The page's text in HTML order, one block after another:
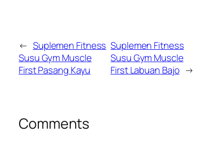
← Suplemen Fitness
Susu Gym Muscle
First Pasang Kayu
Suplemen Fitness
Susu Gym Muscle
First Labuan Bajo →
Comments